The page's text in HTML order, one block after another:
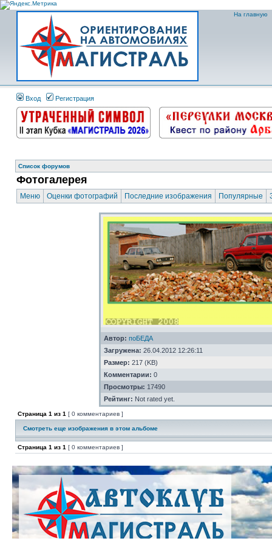
На главную
Вход Регистрация
Список форумов
Фотогалерея
Меню Оценки фотографий Последние изображения Популярные
Автор: поБЕДА
Загружена: 26.04.2012 12:26:11
Размер: 217 (KB)
Комментарии: 0
Просмотры: 17490
Рейтинг: Not rated yet.
Страница 1 из 1 [ 0 комментариев ]
Смотреть еще изображения в этом альбоме
Страница 1 из 1 [ 0 комментариев ]